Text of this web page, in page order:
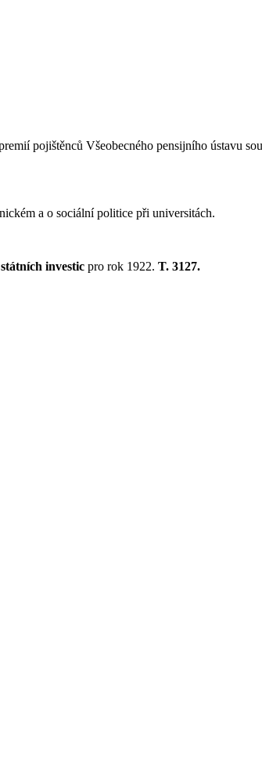
pojištěnců Všeobecného pensijního ústavu
a o sociální politice při universitách.
investic pro rok 1922. T. 3127.